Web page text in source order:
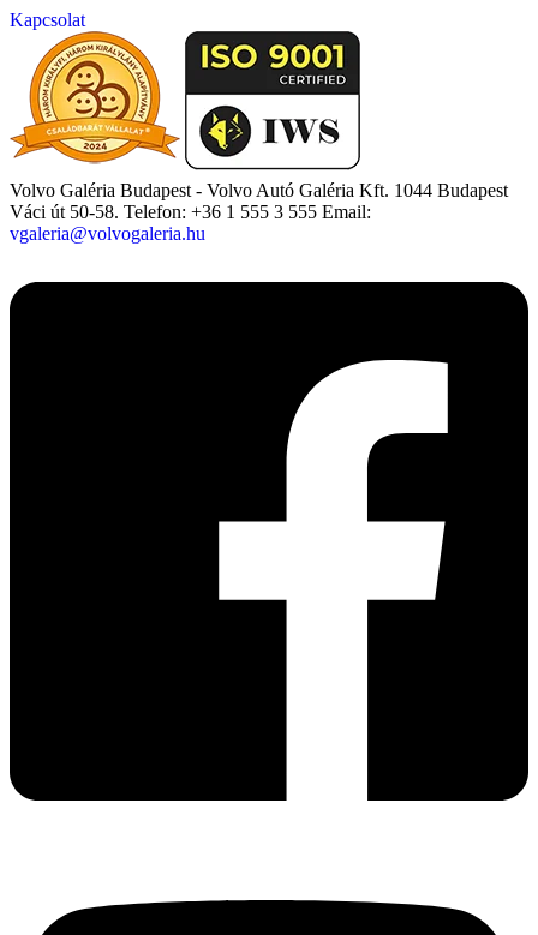
Kapcsolat
Volvo Galéria Budapest - Volvo Autó Galéria Kft. 1044 Budapest
Váci út 50-58. Telefon: +36 1 555 3 555 Email:
vgaleria@volvogaleria.hu